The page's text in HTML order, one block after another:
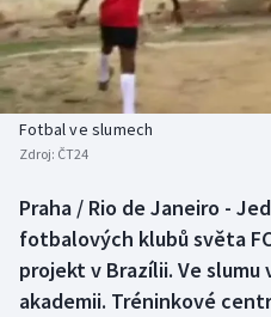
Baseball a softbal
Basketbal
Biatlon
Boby a skeleton
Box
Soutěže
Historické návraty
Aplikace ČT sport
AZ kvíz
Fotbal ve slumech
Zdroj: ČT24
Praha / Rio de Janeiro -
fotbalových klubů světa
projekt v Brazílii. Ve
akademii. Tréninkové